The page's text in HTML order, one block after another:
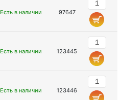
Есть в наличии 97647
Есть в наличии 123445
Есть в наличии 123446